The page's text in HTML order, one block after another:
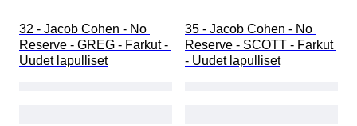
32 - Jacob Cohen - No
Reserve - GREG - Farkut -
Uudet lapulliset
35 - Jacob Cohen - No
Reserve - SCOTT - Farkut
- Uudet lapulliset